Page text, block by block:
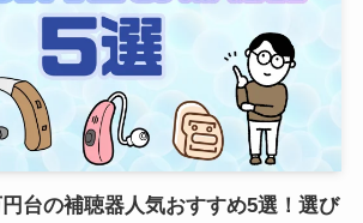
円台の補聴器人気おすすめ5選！選び